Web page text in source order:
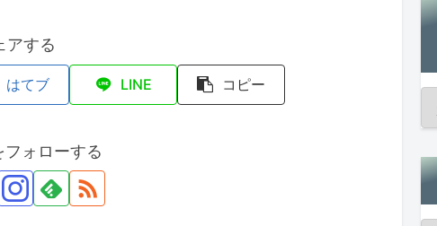
アする
はてブ LINE コピー
ォローする